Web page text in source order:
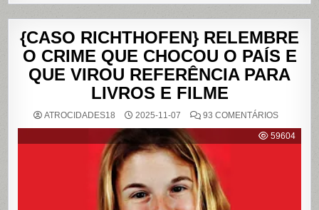
{CASO RICHTHOFEN} RELEMBRE
O CRIME QUE CHOCOU O PAÍS E
QUE VIROU REFERÊNCIA PARA
LIVROS E FILME
ATROCIDADES18 2025-11-07 93 COMENTÁRIOSEM
59604